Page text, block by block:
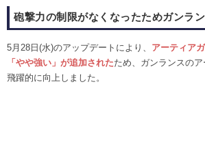
砲撃力の制限がなくなったためガンラ
5月28日(水)のアップデートにより、 アーティア
「やや強い」が追加されたため、ガンランスの
飛躍的に向上しました。